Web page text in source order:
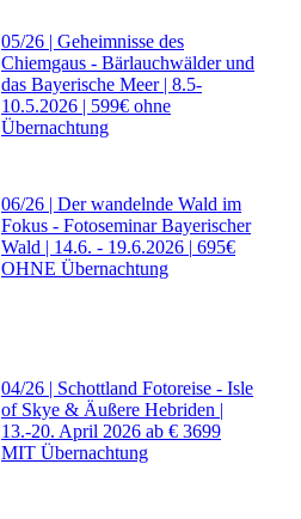
05/26 | Geheimnisse des
Chiemgaus - Bärlauchwälder und
das Bayerische Meer | 8.5-
10.5.2026 | 599€ ohne
Übernachtung
06/26 | Der wandelnde Wald im
Fokus - Fotoseminar Bayerischer
Wald | 14.6. - 19.6.2026 | 695€
OHNE Übernachtung
04/26 | Schottland Fotoreise - Isle
of Skye & Äußere Hebriden |
13.-20. April 2026 ab € 3699
MIT Übernachtung